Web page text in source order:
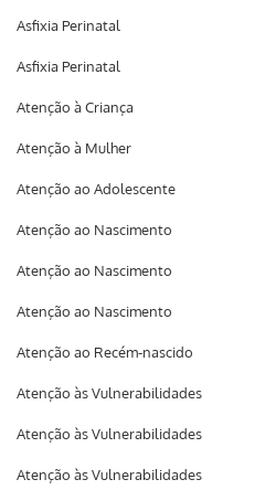
Asfixia Perinatal
Asfixia Perinatal
Atenção à Criança
Atenção à Mulher
Atenção ao Adolescente
Atenção ao Nascimento
Atenção ao Nascimento
Atenção ao Nascimento
Atenção ao Recém-nascido
Atenção às Vulnerabilidades
Atenção às Vulnerabilidades
Atenção às Vulnerabilidades